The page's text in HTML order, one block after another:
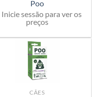
Poo
Inicie sessão para ver os
preços
CÃES